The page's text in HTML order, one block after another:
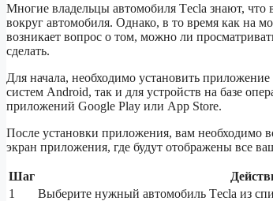
Многие владельцы автомобиля Tесla знают, что
вокруг автомобиля. Однако, в то время как на
возникает вопрос о том, можно ли
сделать.
Для начала, необходимо установить
систем Android, так и для устройств на базе
приложений Google Play или App Store.
После установки приложения, вам необходимо
экран приложения, где будут отображены все
Шаг
1
Выберите нужный автомобиль Tесla из